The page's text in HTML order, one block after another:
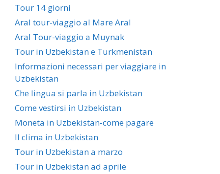
Tour 14 giorni
Aral tour-viaggio al Mare Aral
Aral Tour-viaggio a Muynak
Tour in Uzbekistan e Turkmenistan
Informazioni necessari per viaggiare in
Uzbekistan
Che lingua si parla in Uzbekistan
Come vestirsi in Uzbekistan
Moneta in Uzbekistan-come pagare
Il clima in Uzbekistan
Tour in Uzbekistan a marzo
Tour in Uzbekistan ad aprile